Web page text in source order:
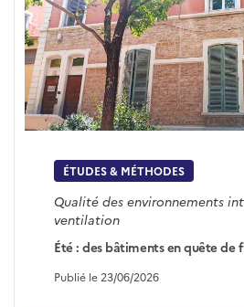
ÉTUDES & MÉTHODES
Qualité des environnements
ventilation
Été : des bâtiments en quête de
Publié le 23/06/2026